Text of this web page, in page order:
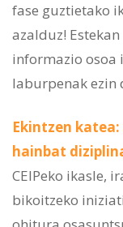
fase guztietako
azalduz!
informazio osoa
laburpenak ezin
Ekintzen
hainbat
CEIPeko ikasle,
bikoitzeko